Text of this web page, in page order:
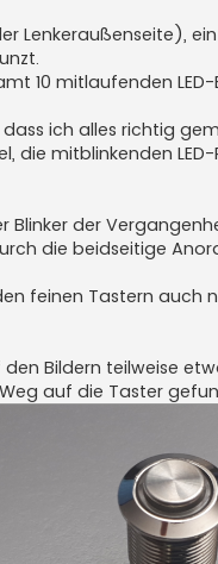
Lenkeraußenseite),
10 mitlaufenden
ich alles richtig
mitblinkenden
Blinker der
die beidseitige
feinen Tastern auch
Bildern teilweise
auf die Taster